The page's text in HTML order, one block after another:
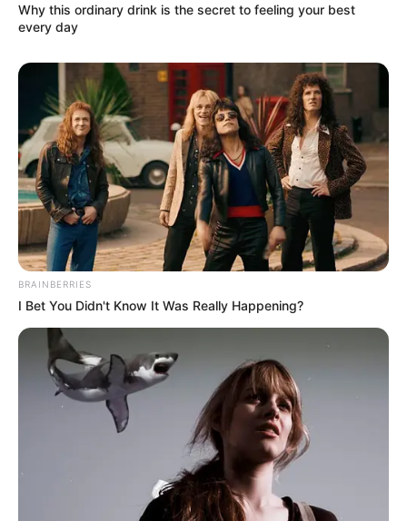
Why this ordinary drink is the secret to feeling your best
every day
BRAINBERRIES
I Bet You Didn't Know It Was Really Happening?